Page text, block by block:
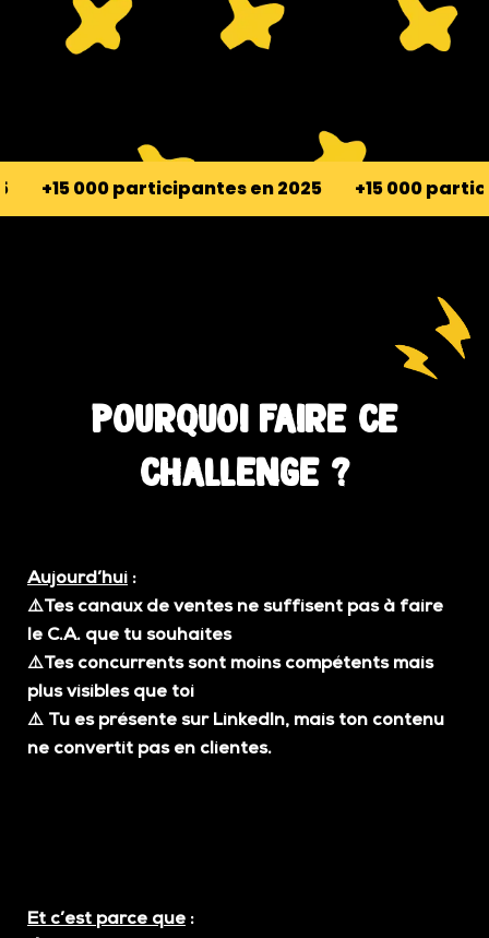
en 2025 +15 000 participantes en
Pourquoi faire ce
challenge ?
Aujourd’hui :
⚠️Tes canaux de ventes ne suffisent pas à faire
le C.A. que tu souhaites
⚠️Tes concurrents sont moins compétents mais
plus visibles que toi
⚠️ Tu es présente sur LinkedIn, mais ton contenu
ne convertit pas en clientes.
Et c’est parce que :